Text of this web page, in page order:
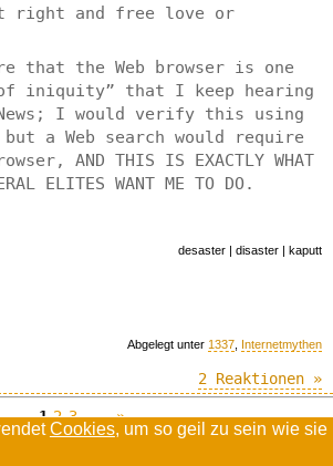
Cookies, um so geil zu sein wie sie
right and free love or
that the Web browser is one
iniquity” that I keep hearing
I would verify this using
but a Web search would require
AND THIS IS EXACTLY WHAT
ELITES WANT ME TO DO.
desaster | disaster | kaputt
Abgelegt unter 1337 Internetmythen
2 Reaktionen »
1 2 3 --»